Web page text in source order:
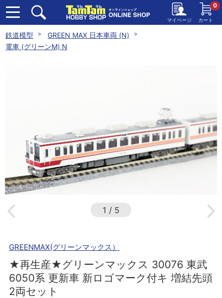
マイページ カート
0
鉄道模型
GREEN MAX 日本車両 (N)
電車 (グリーンM) N
1 / 5
GREENMAX(グリーンマックス）
★再生産★グリーンマックス 30076 東武
6050系 更新車 新ロゴマーク付キ 増結先頭
2両セット